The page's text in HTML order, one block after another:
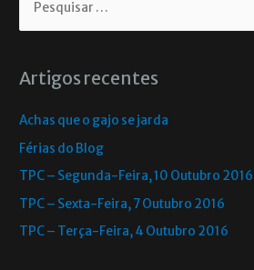
Artigos recentes
Achas que o gajo se jarda
Férias do Blog
TPC – Segunda-Feira, 10 Outubro 2016
TPC – Sexta-Feira, 7 Outubro 2016
TPC – Terça-Feira, 4 Outubro 2016